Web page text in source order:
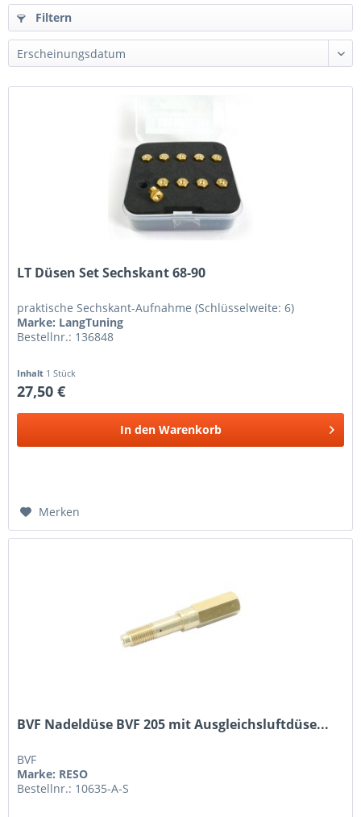
Filtern
LT Düsen Set Sechskant 68-90
praktische Sechskant-Aufnahme (Schlüsselweite: 6)
Marke: LangTuning
Bestellnr.: 136848
Inhalt 1 Stück
27,50 €
In den Warenkorb
Merken
BVF Nadeldüse BVF 205 mit Ausgleichsluftdüse...
BVF
Marke: RESO
Bestellnr.: 10635-A-S